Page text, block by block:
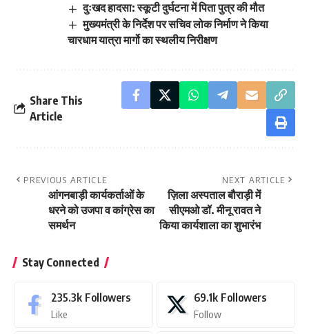
दुःखद हादसा: स्कूटी दुर्घटना में पिता पुत्र की मौत
मुख्यमंत्री के निर्देश पर सचिव लोक निर्माण ने किया
चारधाम यात्रा मार्गो का स्थलीय निरीक्षण
Share This
Article
PREVIOUS ARTICLE
आंगनबाड़ी कार्यकर्ताओं के
धरने को उजपा व कांग्रेस का
समर्थन
NEXT ARTICLE
ज़िला अस्पताल बौराड़ी में
सीएमओ डॉ. मीनू रावत ने
किया कार्यशाला का शुभारंभ
Stay Connected
235.3k Followers
Like
69.1k Followers
Follow